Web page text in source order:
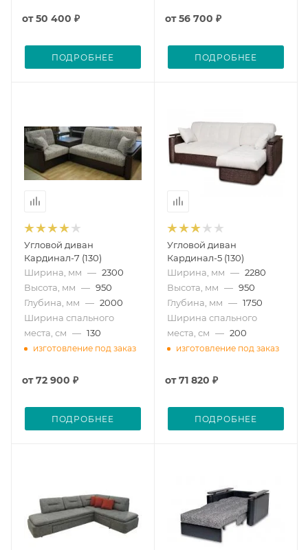
от50 400 ₽
ПОДРОБНЕЕ
от56 700 ₽
ПОДРОБНЕЕ
Угловой диван
Кардинал-7 (130)
Ширина, мм — 2300
Высота, мм — 950
Глубина, мм — 2000
Ширина спального
места, см — 130
изготовление под заказ
от72 900 ₽
ПОДРОБНЕЕ
Угловой диван
Кардинал-5 (130)
Ширина, мм — 2280
Высота, мм — 950
Глубина, мм — 1750
Ширина спального
места, см — 200
изготовление под заказ
от71 820 ₽
ПОДРОБНЕЕ